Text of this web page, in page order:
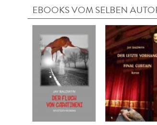
EBOOKS VOM SELBEN